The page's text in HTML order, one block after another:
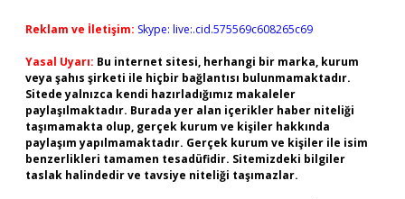
Reklam ve İletişim: Skype: live:.cid.575569c608265c69
Yasal Uyarı: Bu internet sitesi, herhangi bir marka, kurum
veya şahıs şirketi ile hiçbir bağlantısı bulunmamaktadır.
Sitede yalnızca kendi hazırladığımız makaleler
paylaşılmaktadır. Burada yer alan içerikler haber niteliği
taşımamakta olup, gerçek kurum ve kişiler hakkında
paylaşım yapılmamaktadır. Gerçek kurum ve kişiler ile isim
benzerlikleri tamamen tesadüfidir. Sitemizdeki bilgiler
taslak halindedir ve tavsiye niteliği taşımazlar.